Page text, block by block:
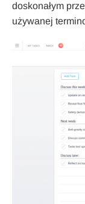
doskonałym
używanej